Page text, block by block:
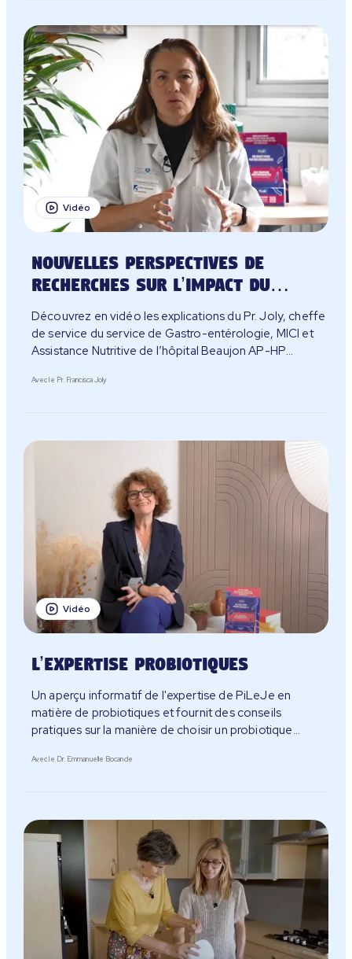
Vidéo
Nouvelles perspectives de
recherches sur l’impact du
microbiote sur l’alimentation et
la santé
Découvrez en vidéo les explications du Pr. Joly, cheffe
de service du service de Gastro-entérologie, MICI et
Assistance Nutritive de l’hôpital Beaujon AP-HP
recherches entre alimentation, microbiote et santé.
Avec le Pr. Francisca Joly
Vidéo
L’expertise probiotiques
Un aperçu informatif de l'expertise de PiLeJe en
matière de probiotiques et fournit des conseils
pratiques sur la manière de choisir un probiotique
Avec le Dr. Emmanuelle Bocande